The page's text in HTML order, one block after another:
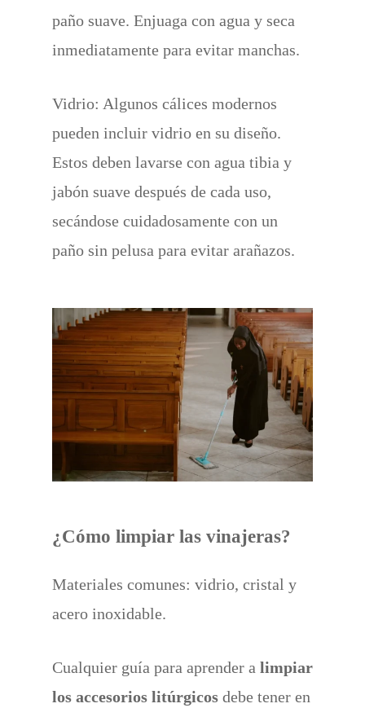
paño suave. Enjuaga con agua y seca
inmediatamente para evitar manchas.
Vidrio: Algunos cálices modernos
pueden incluir vidrio en su diseño.
Estos deben lavarse con agua tibia y
jabón suave después de cada uso,
secándose cuidadosamente con un
paño sin pelusa para evitar arañazos.
¿Cómo limpiar las vinajeras?
Materiales comunes: vidrio, cristal y
acero inoxidable.
Cualquier guía para aprender a limpiar
los accesorios litúrgicos debe tener en